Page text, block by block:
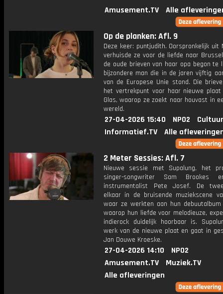
Amusement.TV
Alle
Op de planken: Afl. 9
Deze keer: puntjudith. Oorspronkelijk uit
verhuisde ze voor de liefde naar
de oude brieven van haar opa begon te
bijzondere man die in de jaren vijftig
van de Europese Unie stond. Die
het vertrekpunt voor haar nieuwe
Glas, waarop ze zoekt naar houvast in
wereld.
27-04-2026 15:40 NPO2
Informatief.TV
Alle
2 Meter Sessies: Afl. 7
Nieuwe sessie met Supalung, het
singer-songwriter Sam Brookes
instrumentalist Pete Josef. De
elkaar in de bruisende muziekscene
waar ze werkten aan hun
waarop hun liefde voor melodieuze,
indierock duidelijk hoorbaar is.
werk van de nieuwe plaat en gaat in
Jan Douwe Kroeske.
27-04-2026 14:10
NPO2
Amusement.TV
Muziek.TV
Alle afleveringen